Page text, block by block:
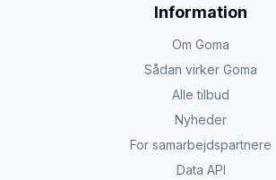
Information
Om Goma
Sådan virker Goma
Alle tilbud
Nyheder
For samarbejdspartnere
Data API